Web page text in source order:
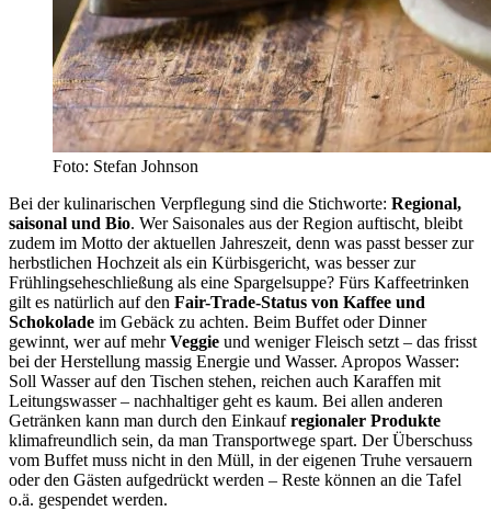
Foto: Stefan Johnson
Bei der kulinarischen Verpflegung sind die Stichworte: Regional,
saisonal und Bio. Wer Saisonales aus der Region auftischt, bleibt
zudem im Motto der aktuellen Jahreszeit, denn was passt besser zur
herbstlichen Hochzeit als ein Kürbisgericht, was besser zur
Frühlingseheschließung als eine Spargelsuppe? Fürs Kaffeetrinken
gilt es natürlich auf den Fair-Trade-Status von Kaffee und
Schokolade im Gebäck zu achten. Beim Buffet oder Dinner
gewinnt, wer auf mehrVeggie und weniger Fleisch setzt – das frisst
bei der Herstellung massig Energie und Wasser. Apropos Wasser:
Soll Wasser auf den Tischen stehen, reichen auch Karaffen mit
Leitungswasser – nachhaltiger geht es kaum. Bei allen anderen
Getränken kann man durch den Einkaufregionaler Produkte
klimafreundlich sein, da man Transportwege spart. Der Überschuss
vom Buffet muss nicht in den Müll, in der eigenen Truhe versauern
oder den Gästen aufgedrückt werden – Reste können an die Tafel
o.ä. gespendet werden.